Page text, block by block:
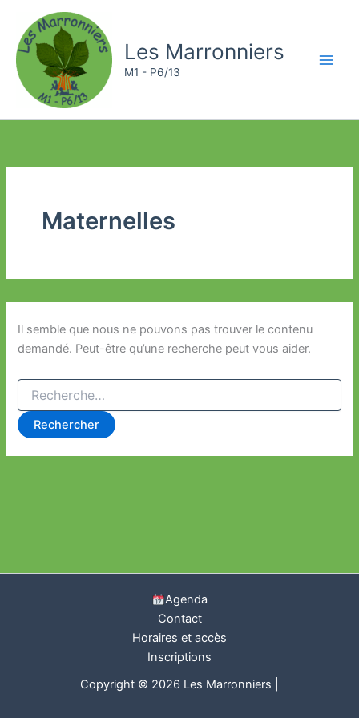
contenu
Les Marronniers
M1 - P6/13
Maternelles
Il semble que nous ne pouvons pas trouver le contenu
demandé. Peut-être qu’une recherche peut vous aider.
Rechercher :
Agenda
Contact
Horaires et accès
Inscriptions
Copyright © 2026 Les Marronniers |